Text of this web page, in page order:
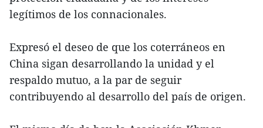
legítimos de los connacionales.
Expresó el deseo de que los coterráneos en
China sigan desarrollando la unidad y el
respaldo mutuo, a la par de seguir
contribuyendo al desarrollo del país de origen.